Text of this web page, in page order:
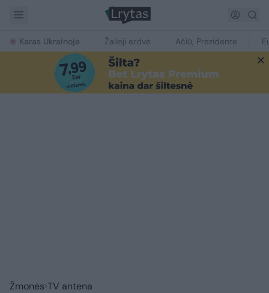
Karas Ukrainoje Žalioji erdvė Ačiū, Prezidente
Žmonės TV antena